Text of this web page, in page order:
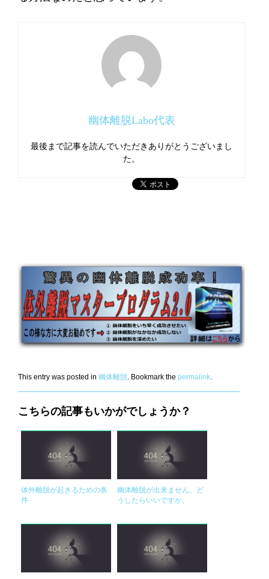
幽体離脱Labo代表
最後まで記事を読んでいただきありがとうございまし
た。
This entry was posted in 幽体離脱 . Bookmark the permalink
こちらの記事もいかがでしょうか？
体外離脱が起きるための条
件
幽体離脱が出来ません。ど
うしたらいいですか。